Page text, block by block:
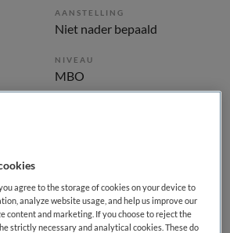
AANSTELLING
Niet nader bepaald
NIVEAU
MBO
beschikbaar
Plus nachtdiensten, De Bolder,
niet meer actueel. Hieronder staan
agree to the storage of cookies on your device to
analyze website usage, and help us improve our
content and marketing. If you choose to reject the
strictly necessary and analytical cookies. These do